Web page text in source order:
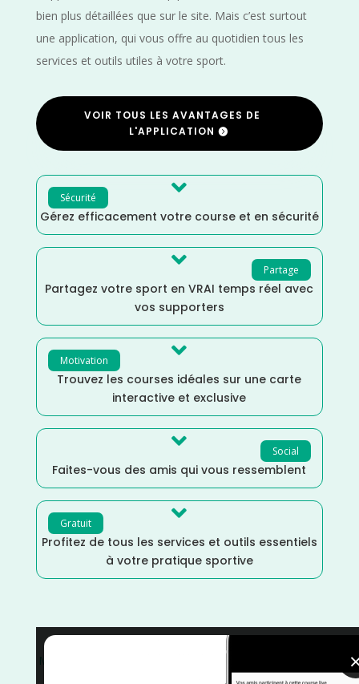
bien plus détaillées que sur le site. Mais c’est surtout
une application, qui vous offre au quotidien tous les
services et outils utiles à votre sport.
VOIR TOUS LES AVANTAGES DE
L'APPLICATION
Sécurité 
Gérez efficacement votre course et en sécurité
Partage

Partagez votre sport en VRAI temps réel avec
vos supporters
Motivation 
Trouvez les courses idéales sur une carte
interactive et exclusive
Social

Faites-vous des amis qui vous ressemblent
Gratuit 
Profitez de tous les services et outils essentiels
à votre pratique sportive
Mars